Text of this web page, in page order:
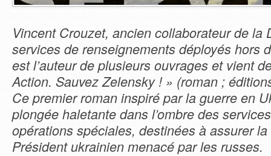
Vincent Crouzet, ancien collaborateur de la
services de renseignements déployés hors
est l’auteur de plusieurs ouvrages et vient
Action. Sauvez Zelensky ! » (roman ;
Ce premier roman inspiré par la guerre en
plongée haletante dans l’ombre des
opérations spéciales, destinées à assurer
Président ukrainien menacé par les russes.